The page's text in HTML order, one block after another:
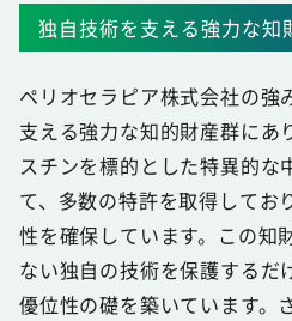
独自技術を支える強力な知
ペリオセラピア株式会社の強
支える強力な知的財産群にあ
スチンを標的とした特異的な
て、多数の特許を取得してお
性を確保しています。この知
ない独自の技術を保護するだ
優位性の礎を築いています。